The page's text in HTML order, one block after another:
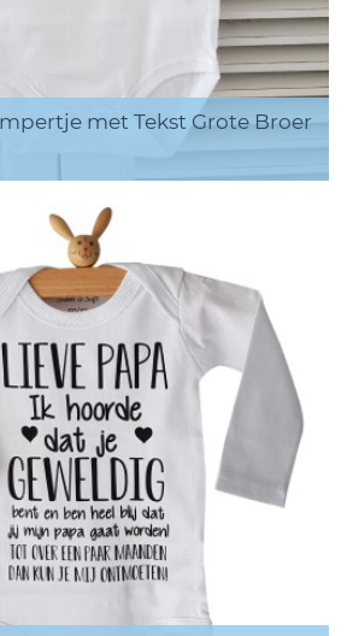
met Tekst Grote Broer